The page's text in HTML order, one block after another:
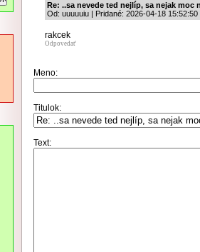
Re: ..sa nevede ted nejlíp, sa nejak moc
Od: uuuuuiu | Pridané: 2026-04-18 15:52:50
rakcek
Odpovedať
Meno:
Titulok:
Text: